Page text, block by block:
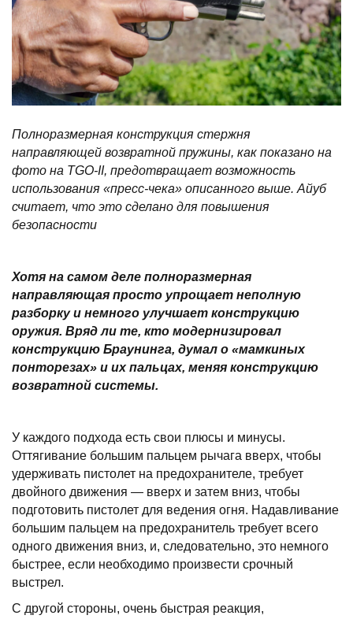
Полноразмерная конструкция стержня
направляющей возвратной пружины, как показано на
фото на TGO-II, предотвращает возможность
использования «пресс-чека» описанного выше. Айуб
считает, что это сделано для повышения
безопасности
Хотя на самом деле полноразмерная
направляющая просто упрощает неполную
разборку и немного улучшает конструкцию
оружия. Вряд ли те, кто модернизировал
конструкцию Браунинга, думал о «мамкиных
понторезах» и их пальцах, меняя конструкцию
возвратной системы.
У каждого подхода есть свои плюсы и минусы.
Оттягивание большим пальцем рычага вверх, чтобы
удерживать пистолет на предохранителе, требует
двойного движения — вверх и затем вниз, чтобы
подготовить пистолет для ведения огня. Надавливание
большим пальцем на предохранитель требует всего
одного движения вниз, и, следовательно, это немного
быстрее, если необходимо произвести срочный
выстрел.
С другой стороны, очень быстрая реакция,